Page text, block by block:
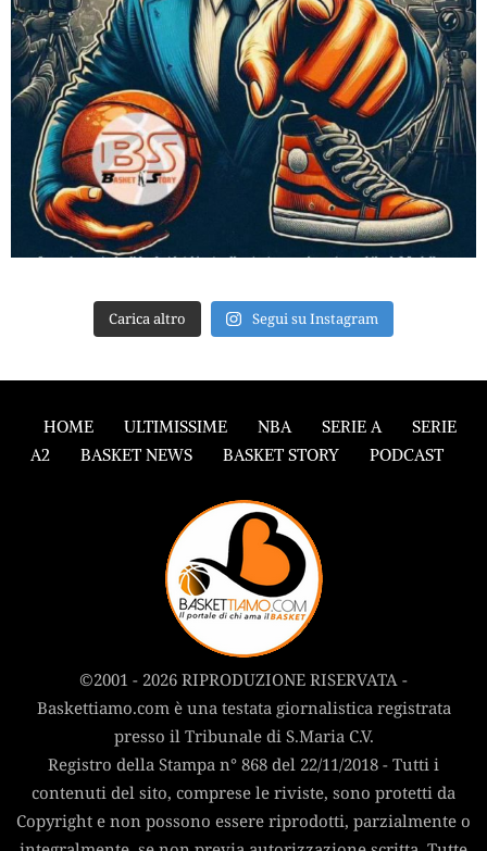
Carica altro Segui su Instagram
HOME ULTIMISSIME NBA SERIE A
SERIE
A2
BASKET NEWS BASKET STORY PODCAST
©2001 - 2026 RIPRODUZIONE RISERVATA -
Baskettiamo.com è una testata giornalistica registrata
presso il Tribunale di S.Maria C.V.
Registro della Stampa n° 868 del 22/11/2018 - Tutti i
contenuti del sito, comprese le riviste, sono protetti da
Copyright e non possono essere riprodotti, parzialmente o